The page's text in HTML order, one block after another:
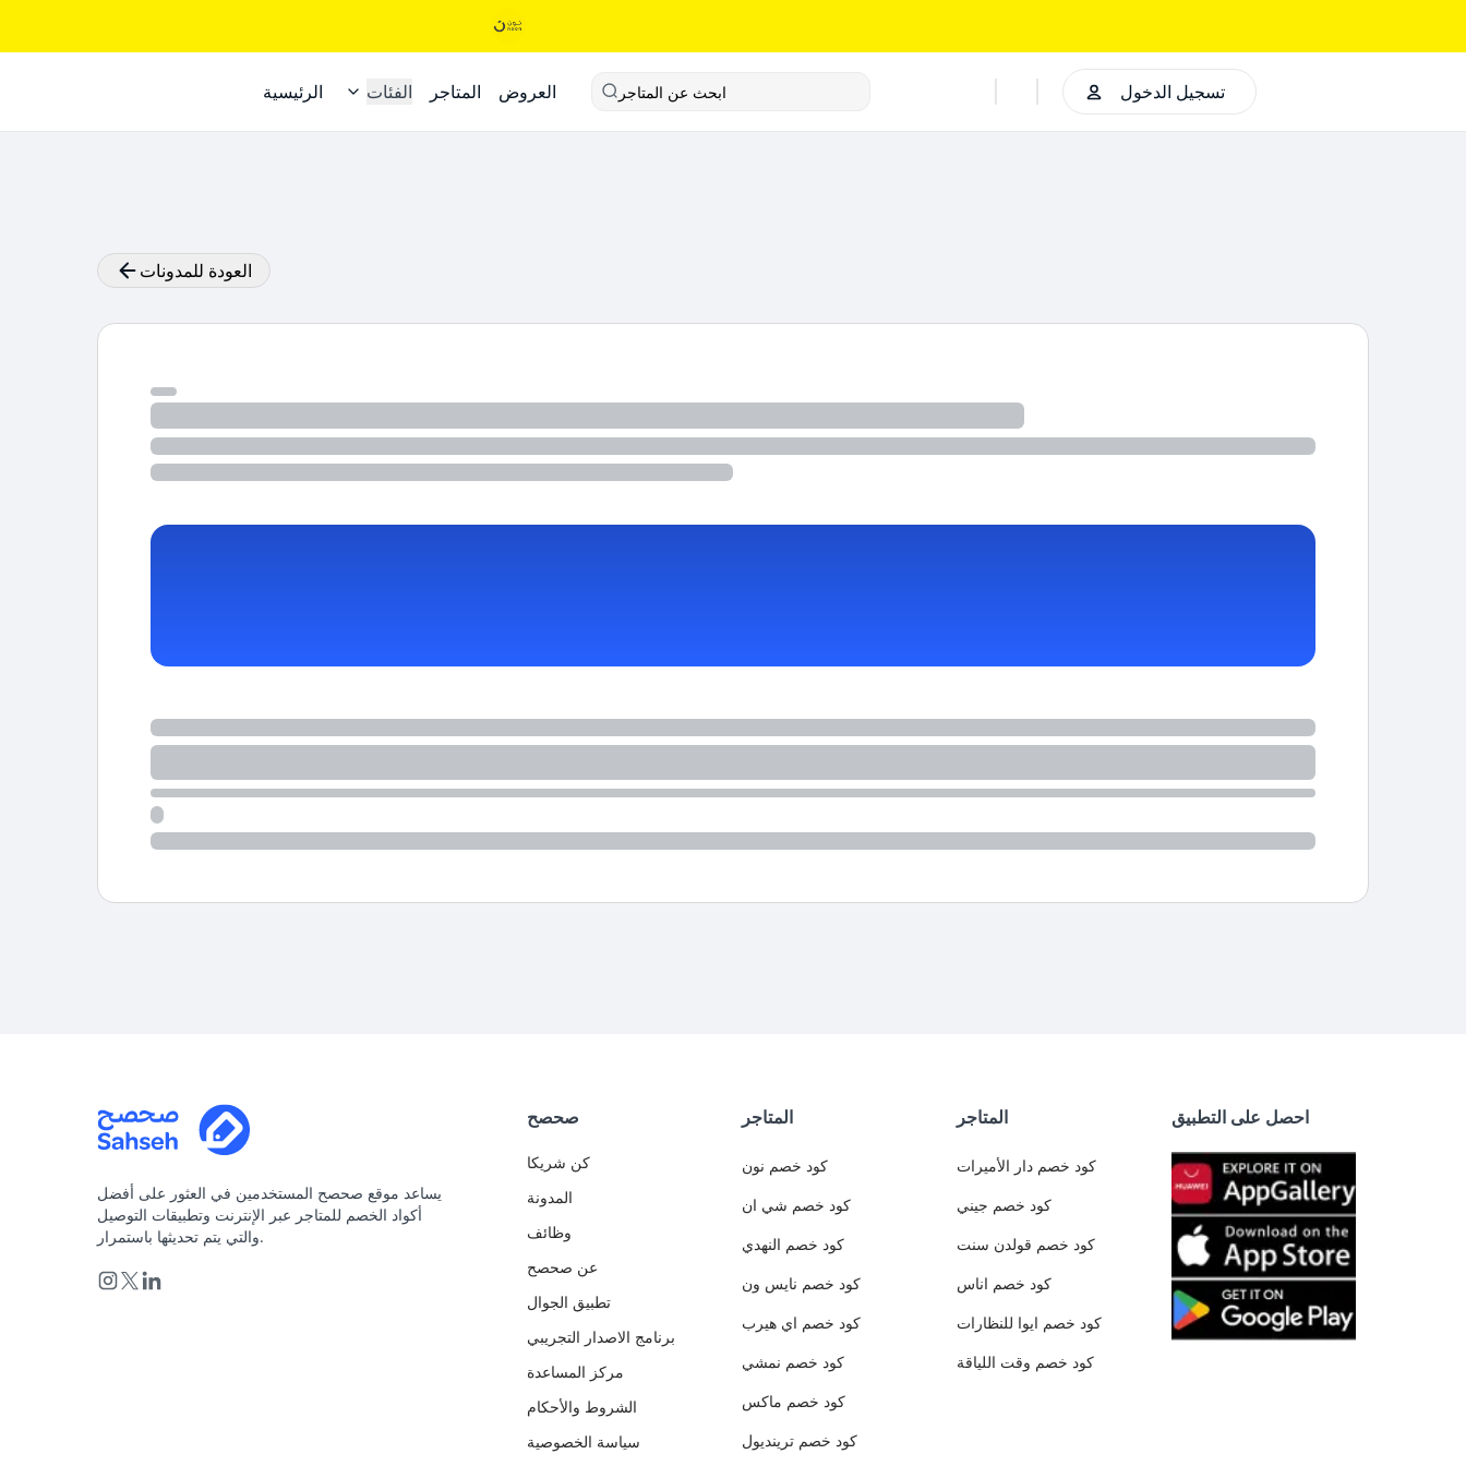
الرئيسية الفئات المتاجر العروض ابحث عن المتاجر تسجيل الدخول
العودة للمدونات
يساعد موقع صحصح المستخدمين في العثور على أفضل
أكواد الخصم للمتاجر عبر الإنترنت وتطبيقات التوصيل
والتي يتم تحديثها باستمرار.
صحصح
كن شريكا
المدونة
وظائف
عن صحصح
تطبيق الجوال
برنامج الاصدار التجريبي
مركز المساعدة
الشروط والأحكام
سياسة الخصوصية
المتاجر
كود خصم نون
كود خصم شي ان
كود خصم النهدي
كود خصم نايس ون
كود خصم اي هيرب
كود خصم نمشي
كود خصم ماكس
كود خصم ترينديول
المتاجر
كود خصم دار الأميرات
كود خصم جيني
كود خصم قولدن سنت
كود خصم اناس
كود خصم ايوا للنظارات
كود خصم وقت اللياقة
احصل على التطبيق